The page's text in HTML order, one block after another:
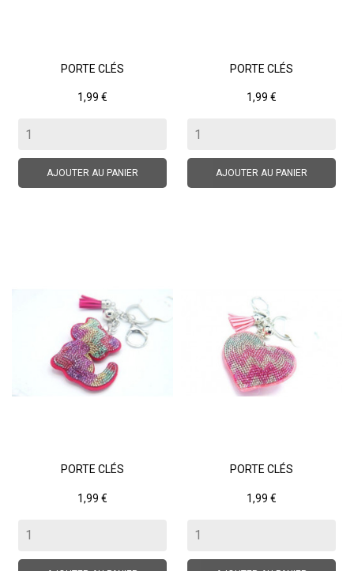
PORTE CLÉS
Prix
1,99 €
AJOUTER AU PANIER
PORTE CLÉS
Prix
1,99 €
AJOUTER AU PANIER
PORTE CLÉS
Prix
1,99 €
PORTE CLÉS
Prix
1,99 €